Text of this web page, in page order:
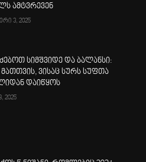
ამტვრევენ
3, 2025
სიმშვიდე და ბალანსი:
მათთვის, ვისაც სურს სუფთა
დაიწყოს
2025